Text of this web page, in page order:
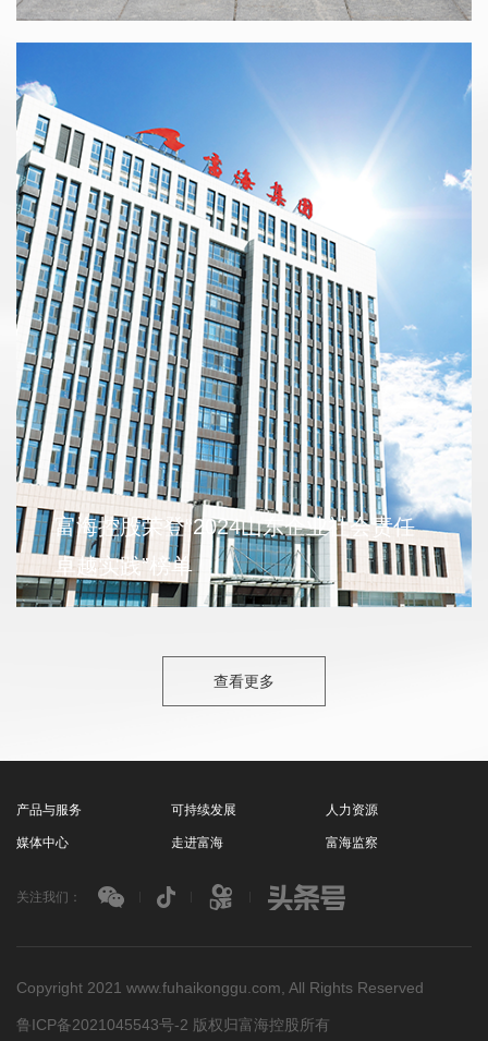
裁廖广明，工会副主席袁新岐等出席活动。
富海控股开展2025年无偿献血活动
8月13日上午，富海控股联合东营市中心血站开展了无偿
献血公益活动。本次活动主要面向河口区域富海职工，
吸引了众多员工踊跃参与。活动现场，采血车早早准备
就绪，血站医护人员严谨规范地执行信息登记、血型检
测、采血等各项流程。许多员工提前来到采血点，认真
2025-08-14
富海控股荣登“2024山东企业社会责任
卓越实践”榜单
富海控股荣登“2024山东企业社会责任
卓越实践”榜单
查看更多
产品与服务 可持续发展 人力资源
媒体中心 走进富海 富海监察
关注我们：
Copyright 2021 www.fuhaikonggu.com, All Rights Reserved
鲁ICP备2021045543号-2 版权归富海控股所有